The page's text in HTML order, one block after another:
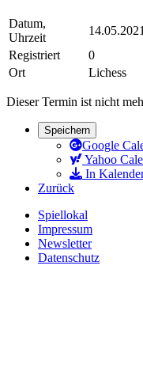
Datum,
Uhrzeit
Registriert
0
Ort
Lichess
Dieser Termin ist nicht
Speichern
Google
Yahoo
In
Zurück
Spiellokal
Impressum
Newsletter
Datenschutz